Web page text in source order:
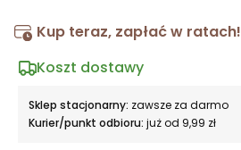
Kup teraz, zapłać w ratach!
Koszt dostawy
Sklep stacjonarny: zawsze za darmo
Kurier/punkt odbioru: już od 9,99 zł